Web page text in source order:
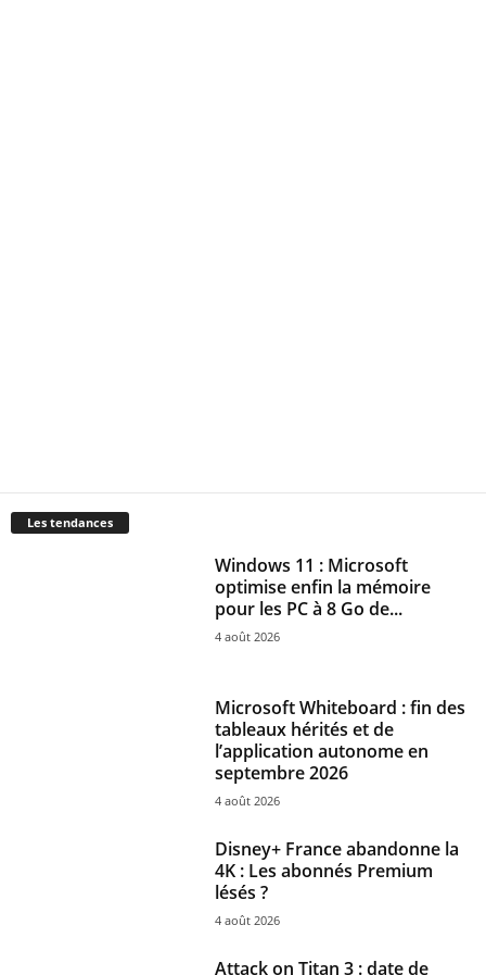
Les tendances
Windows 11 : Microsoft
optimise enfin la mémoire
pour les PC à 8 Go de...
4 août 2026
Microsoft Whiteboard : fin des
tableaux hérités et de
l’application autonome en
septembre 2026
4 août 2026
Disney+ France abandonne la
4K : Les abonnés Premium
lésés ?
4 août 2026
Attack on Titan 3 : date de